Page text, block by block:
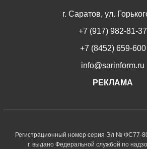
г. Саратов, ул.
+7 (917) 982-81-37
+7 (8452) 659-600
info@sarinform.ru
РЕКЛАМА
Регистрационный номер серия Эл № ФС77-
г. выдано Федеральной службой по